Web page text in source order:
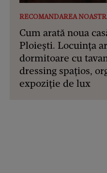
RECOMANDAREA
Cum arată noua
Ploiești. Locuința
dormitoare cu
dressing spațios,
expoziție de lux